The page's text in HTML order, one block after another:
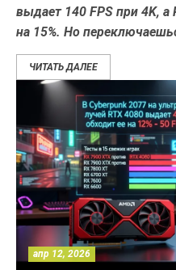
выдает 140 FPS при 4K, а
на 15%. Но
ЧИТАТЬ ДАЛЕЕ
апр 12, 2026